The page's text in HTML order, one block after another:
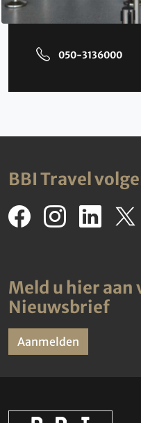
050-3136000
BBI Travel
Meld u hier aan
Nieuwsbrief
Aanmelden